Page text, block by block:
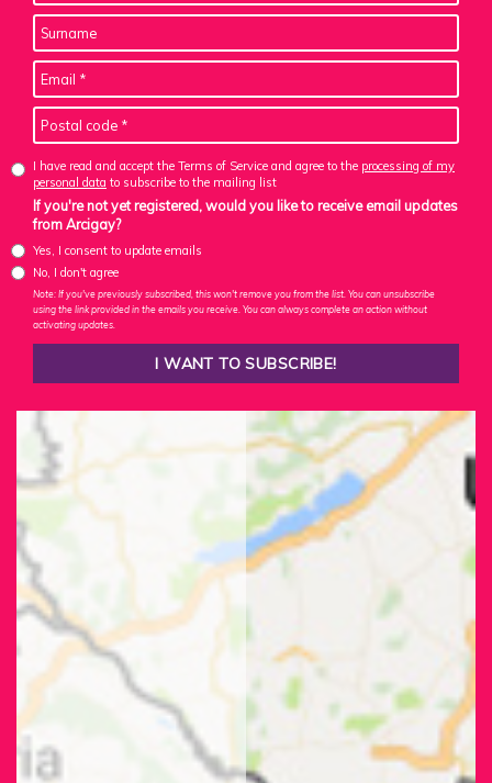
I have read and accept the Terms of Service and agree to the processing of my
personal data to subscribe to the mailing list
If you're not yet registered, would you like to receive email updates
from Arcigay?
Yes, I consent to update emails
No, I don't agree
Note: If you've previously subscribed, this won't remove you from the list. You can unsubscribe
using the link provided in the emails you receive. You can always complete an action without
activating updates.